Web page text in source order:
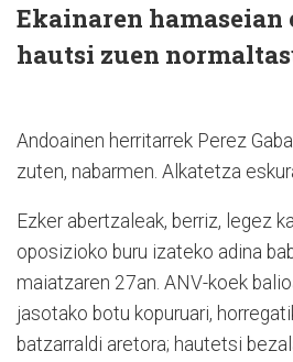
Ekainaren hamaseian
hautsi zuen
Andoainen herritarrek Perez
zuten, nabarmen. Alkatetza
Ezker abertzaleak, berriz, legez
oposizioko buru izateko adina
maiatzaren 27an. ANV-koek
jasotako botu kopuruari,
batzarraldi aretora; hautetsi